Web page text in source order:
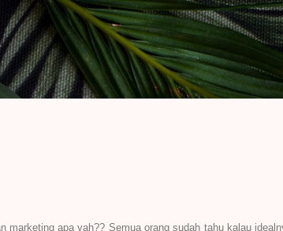
Langsung ke konten utama
marketing apa yah?? Semua orang sudah tahu kalau